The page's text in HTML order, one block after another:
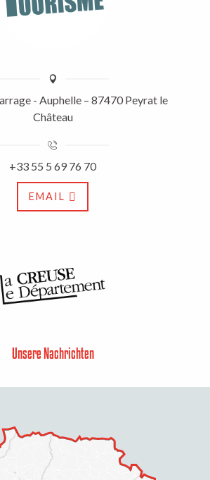
- Auphelle – 87470 Peyrat le
Château
+33 55 5 69 76 70
EMAIL
Unsere Nachrichten